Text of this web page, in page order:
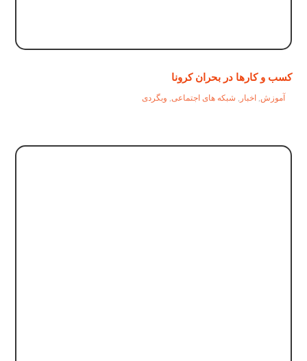
کسب و کارها در بحران کرونا
آموزش,اخبار , شبکه های اجتماعی, وبگردی